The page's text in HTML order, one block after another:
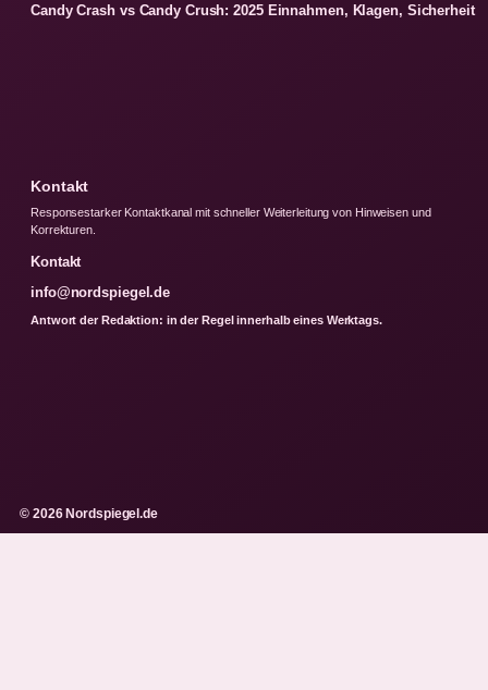
Candy Crash vs Candy Crush: 2025 Einnahmen, Klagen, Sicherheit
Kontakt
Responsestarker Kontaktkanal mit schneller Weiterleitung von Hinweisen und
Korrekturen.
Kontakt
info@nordspiegel.de
Antwort der Redaktion: in der Regel innerhalb eines Werktags.
© 2026 Nordspiegel.de